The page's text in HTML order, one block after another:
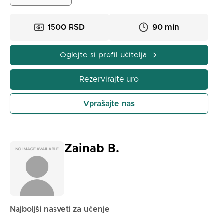
1500 RSD 90 min
Oglejte si profil učitelja
Rezervirajte uro
Vprašajte nas
Zainab B.
Najboljši nasveti za učenje